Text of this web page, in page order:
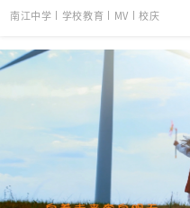
南江中学丨学校教育丨MV丨校庆